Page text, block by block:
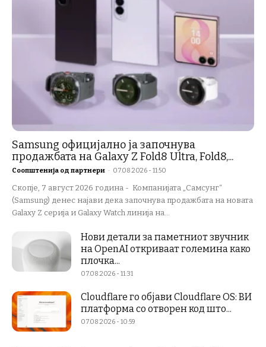
Samsung официјално ја започнува
продажбата на Galaxy Z Fold8 Ultra, Fold8,...
Соопштенија од партнери - 07.08.2026 - 11:50
Скопје, 7 август 2026 година - Компанијата „Самсунг“
(Samsung) денес најави дека започнува продажбата на новата
Galaxy Z серија и Galaxy Watch линија на...
Нови детали за паметниот звучник
на OpenAI откриваат големина како
плочка...
07.08.2026 - 11:31
Cloudflare го објави Cloudflare OS: ВИ
платформа со отворен код што...
07.08.2026 - 10:59